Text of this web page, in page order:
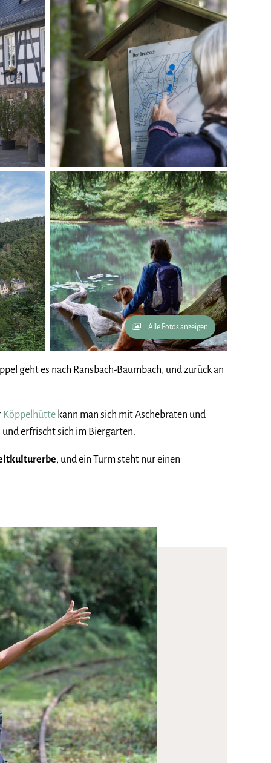
Alle Fotos anzeigen
geht es nach Ransbach-Baumbach, und zurück an
Köppelhütte kann man sich mit Aschebraten und
und erfrischt sich im Biergarten.
, und ein Turm steht nur einen